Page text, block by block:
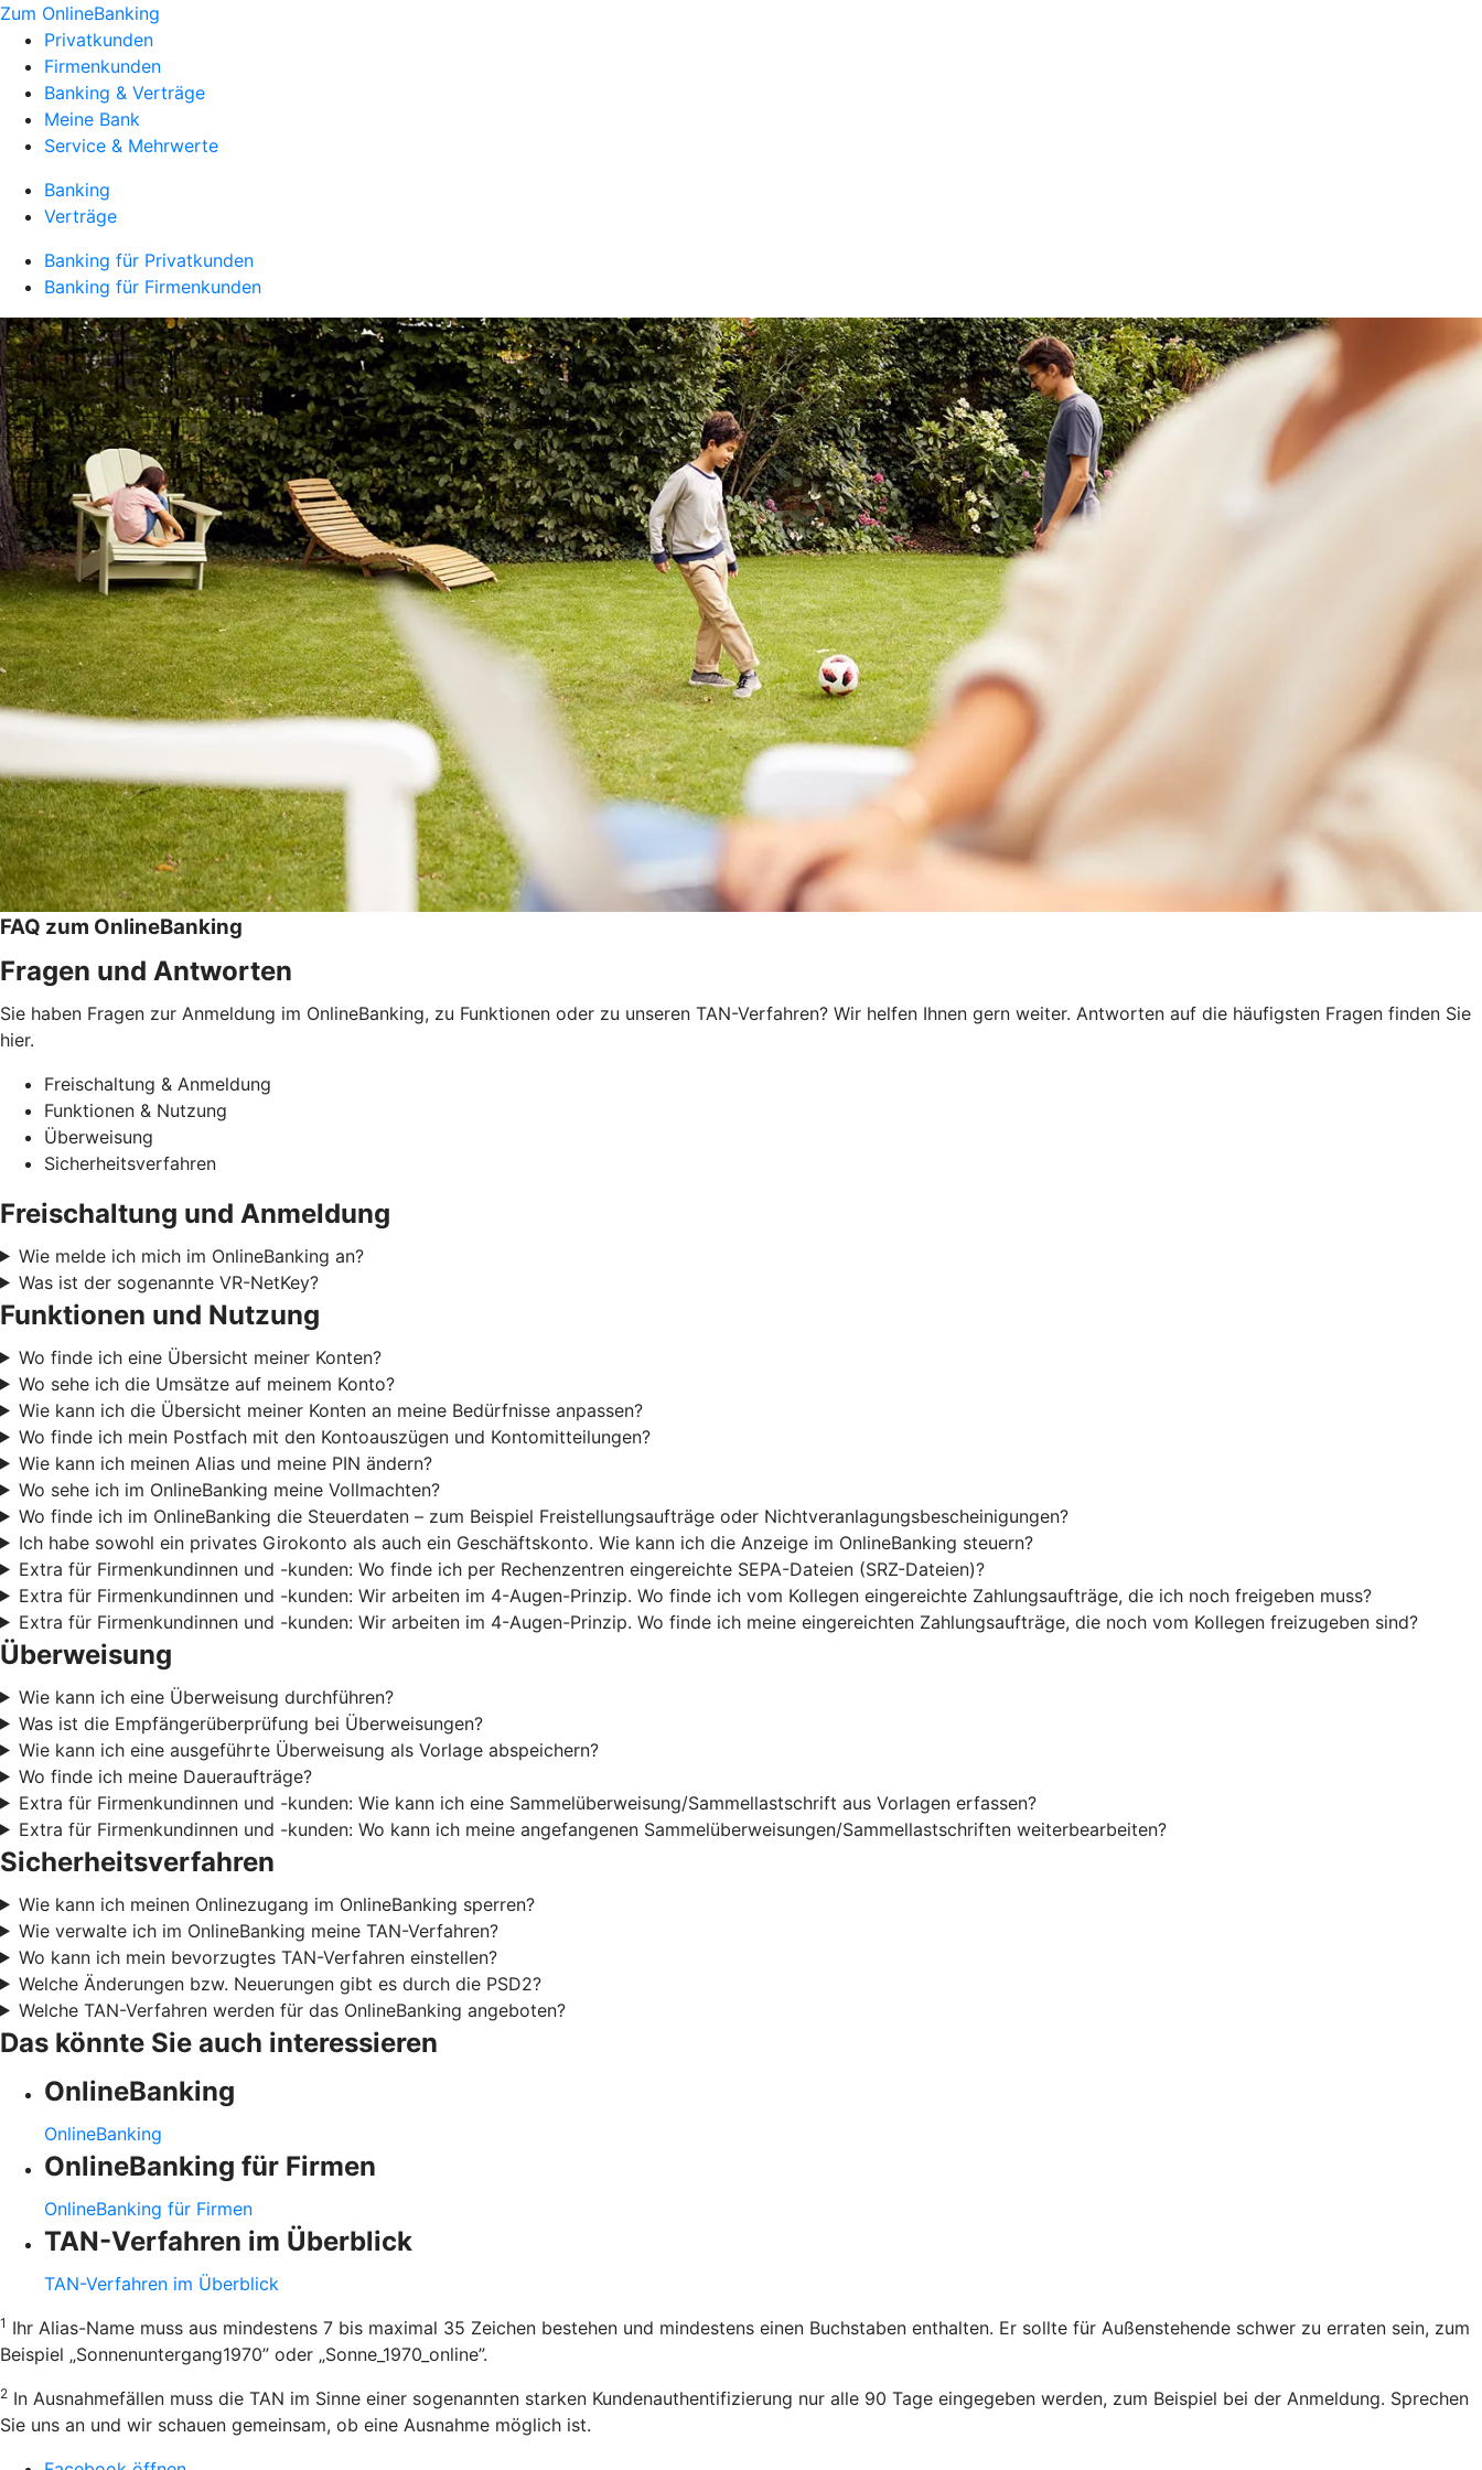
Zum OnlineBanking
Privatkunden
Firmenkunden
Banking & Verträge
Meine Bank
Service & Mehrwerte
Banking
Verträge
Banking für Privatkunden
Banking für Firmenkunden
FAQ zum OnlineBanking
Fragen und Antworten
Sie haben Fragen zur Anmeldung im OnlineBanking, zu Funktionen oder zu unseren TAN-Verfahren? Wir helfen Ihnen gern weiter. Antworten auf die häufigsten Fragen finden Sie
hier.
Freischaltung & Anmeldung
Funktionen & Nutzung
Überweisung
Sicherheitsverfahren
Freischaltung und Anmeldung
Wie melde ich mich im OnlineBanking an?
Was ist der sogenannte VR-NetKey?
Funktionen und Nutzung
Wo finde ich eine Übersicht meiner Konten?
Wo sehe ich die Umsätze auf meinem Konto?
Wie kann ich die Übersicht meiner Konten an meine Bedürfnisse anpassen?
Wo finde ich mein Postfach mit den Kontoauszügen und Kontomitteilungen?
Wie kann ich meinen Alias und meine PIN ändern?
Wo sehe ich im OnlineBanking meine Vollmachten?
Wo finde ich im OnlineBanking die Steuerdaten – zum Beispiel Freistellungsaufträge oder Nichtveranlagungsbescheinigungen?
Ich habe sowohl ein privates Girokonto als auch ein Geschäftskonto. Wie kann ich die Anzeige im OnlineBanking steuern?
Extra für Firmenkundinnen und -kunden: Wo finde ich per Rechenzentren eingereichte SEPA-Dateien (SRZ-Dateien)?
Extra für Firmenkundinnen und -kunden: Wir arbeiten im 4-Augen-Prinzip. Wo finde ich vom Kollegen eingereichte Zahlungsaufträge, die ich noch freigeben muss?
Extra für Firmenkundinnen und -kunden: Wir arbeiten im 4-Augen-Prinzip. Wo finde ich meine eingereichten Zahlungsaufträge, die noch vom Kollegen freizugeben sind?
Überweisung
Wie kann ich eine Überweisung durchführen?
Was ist die Empfängerüberprüfung bei Überweisungen?
Wie kann ich eine ausgeführte Überweisung als Vorlage abspeichern?
Wo finde ich meine Daueraufträge?
Extra für Firmenkundinnen und -kunden: Wie kann ich eine Sammelüberweisung/Sammellastschrift aus Vorlagen erfassen?
Extra für Firmenkundinnen und -kunden: Wo kann ich meine angefangenen Sammelüberweisungen/Sammellastschriften weiterbearbeiten?
Sicherheitsverfahren
Wie kann ich meinen Onlinezugang im OnlineBanking sperren?
Wie verwalte ich im OnlineBanking meine TAN-Verfahren?
Wo kann ich mein bevorzugtes TAN-Verfahren einstellen?
Welche Änderungen bzw. Neuerungen gibt es durch die PSD2?
Welche TAN-Verfahren werden für das OnlineBanking angeboten?
Das könnte Sie auch interessieren
OnlineBanking
OnlineBanking
OnlineBanking für Firmen
OnlineBanking für Firmen
TAN-Verfahren im Überblick
TAN-Verfahren im Überblick
1 Ihr Alias-Name muss aus mindestens 7 bis maximal 35 Zeichen bestehen und mindestens einen Buchstaben enthalten. Er sollte für Außenstehende schwer zu erraten sein, zum
Beispiel „Sonnenuntergang1970” oder „Sonne_1970_online”.
2 In Ausnahmefällen muss die TAN im Sinne einer sogenannten starken Kundenauthentifizierung nur alle 90 Tage eingegeben werden, zum Beispiel bei der Anmeldung. Sprechen
Sie uns an und wir schauen gemeinsam, ob eine Ausnahme möglich ist.